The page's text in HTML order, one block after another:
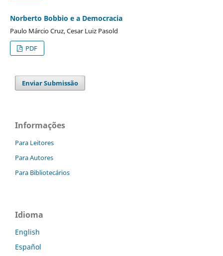
Norberto Bobbio e a Democracia
Paulo Márcio Cruz, Cesar Luiz Pasold
PDF
Enviar Submissão
Informações
Para Leitores
Para Autores
Para Bibliotecários
Idioma
English
Español